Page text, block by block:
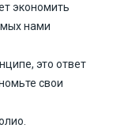
экономить
нами
это ответ
свои